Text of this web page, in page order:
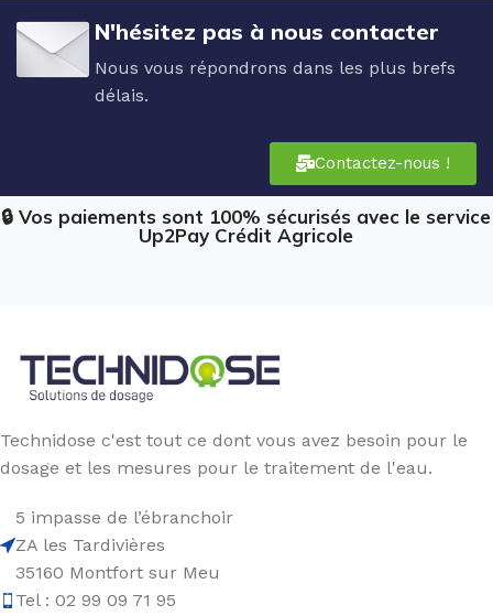
N'hésitez pas à nous contacter
Nous vous répondrons dans les plus brefs
délais.
Contactez-nous !
🔒 Vos paiements sont 100% sécurisés avec le service
Up2Pay Crédit Agricole
Technidose c'est tout ce dont vous avez besoin pour le
dosage et les mesures pour le traitement de l'eau.
5 impasse de l’ébranchoir
ZA les Tardivières
35160 Montfort sur Meu
Tel : 02 99 09 71 95